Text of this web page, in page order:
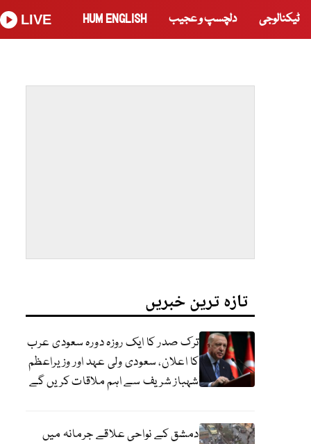
ٹیکنالوجی دلچسپ و عجیب HUM ENGLISH
LIVE
تازہ ترین خبریں
ترک صدر کا ایک روزہ دورہ سعودی عرب
کا اعلان، سعودی ولی عہد اور وزیراعظم
شہباز شریف سے اہم ملاقات کریں گے
دمشق کے نواحی علاقے جرمانہ میں